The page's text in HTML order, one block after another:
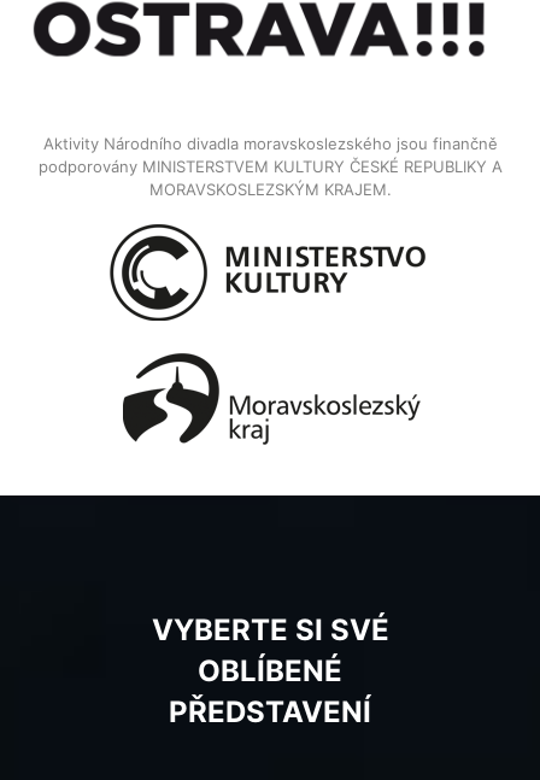
Aktivity Národního divadla moravskoslezského jsou finančně
podporovány MINISTERSTVEM KULTURY ČESKÉ REPUBLIKY A
MORAVSKOSLEZSKÝM KRAJEM.
VYBERTE SI SVÉ
OBLÍBENÉ
PŘEDSTAVENÍ